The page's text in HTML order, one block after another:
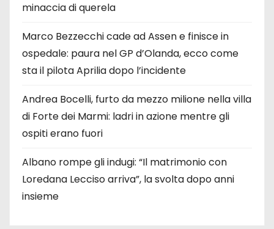
minaccia di querela
Marco Bezzecchi cade ad Assen e finisce in
ospedale: paura nel GP d’Olanda, ecco come
sta il pilota Aprilia dopo l’incidente
Andrea Bocelli, furto da mezzo milione nella villa
di Forte dei Marmi: ladri in azione mentre gli
ospiti erano fuori
Albano rompe gli indugi: “Il matrimonio con
Loredana Lecciso arriva”, la svolta dopo anni
insieme